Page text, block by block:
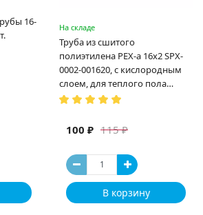
16-
На складе
Труба из сшитого
полиэтилена PEX-a 16х2 SPX-
0002-001620, с кислородным
слоем, для теплого пола
(Испания)
115 ₽
100 ₽
В корзину